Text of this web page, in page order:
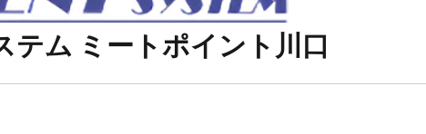
テム ミートポイント川口